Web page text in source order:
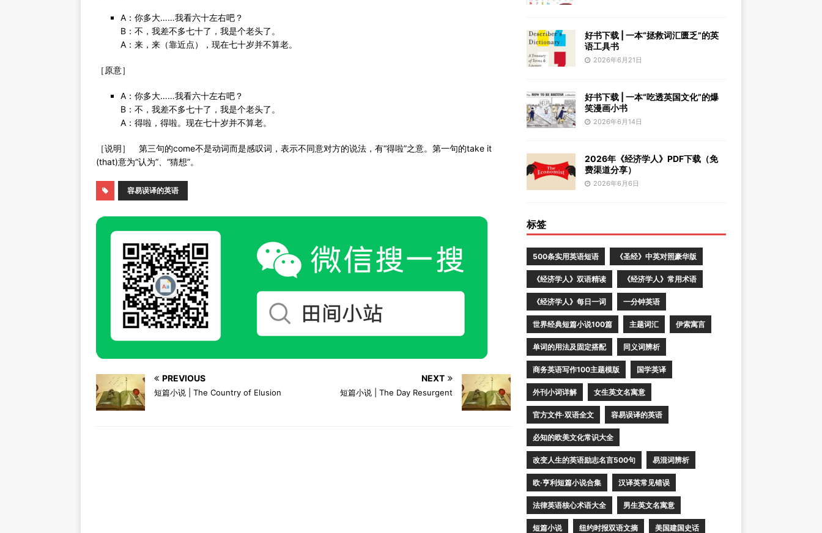
A：你多大……我看六十左右吧？
B：不，我差不多七十了，我是个老头了。
A：来，来（靠近点），现在七十岁并不算老。
［原意］
A：你多大……我看六十左右吧？
B：不，我差不多七十了，我是个老头了。
A：得啦，得啦。现在七十岁并不算老。
［说明］ 第三句的come不是动词而是感叹词，表示不同意对方的说法，有“得啦”之意。第一句的take it
(that)意为“认为”、“猜想”。
容易误译的英语
PREVIOUS
短篇小说 | The Country of Elusion
NEXT
短篇小说 | The Day Resurgent
好书下载 | 一本“拯救词汇匮乏”的英
语工具书
2026年6月21日
好书下载 | 一本“吃透英国文化”的爆
笑漫画小书
2026年6月14日
2026年《经济学人》PDF下载（免
费渠道分享）
2026年6月6日
标签
500条实用英语短语 《圣经》中英对照豪华版
《经济学人》双语精读 《经济学人》常用术语
《经济学人》每日一词 一分钟英语
世界经典短篇小说100篇 主题词汇 伊索寓言
单词的用法及固定搭配 同义词辨析
商务英语写作100主题模版 国学英译
外刊小词详解 女生英文名寓意
官方文件·双语全文 容易误译的英语
必知的欧美文化常识大全
改变人生的英语励志名言500句 易混词辨析
欧·亨利短篇小说合集 汉译英常见错误
法律英语核心术语大全 男生英文名寓意
短篇小说 纽约时报双语文摘 美国建国史话